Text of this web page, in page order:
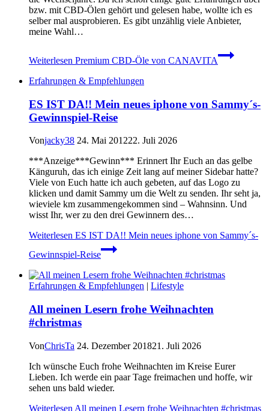
bzw. mit CBD-Ölen gehört und gelesen habe, wollte ich es
selber mal ausprobieren. Es gibt unzählig viele Anbieter,
meine Wahl…
Weiterlesen Premium CBD-Öle von CANAVITA
Erfahrungen & Empfehlungen
ES IST DA!! Mein neues iphone von Sammy´s-
Gewinnspiel-Reise
Vonjacky38 24. Mai 201222. Juli 2026
***Anzeige***Gewinn*** Erinnert Ihr Euch an das gelbe
Känguruh, das ich einige Zeit lang auf meiner Sidebar hatte?
Viele von Euch hatte ich auch gebeten, auf das Logo zu
klicken und damit Sammy um die Welt zu senden. Ihr seht ja,
wieviele km zusammengekommen sind – Wahnsinn. Und
wisst Ihr, wer zu den drei Gewinnern des…
Weiterlesen ES IST DA!! Mein neues iphone von Sammy´s-
Gewinnspiel-Reise
Erfahrungen & Empfehlungen | Lifestyle
All meinen Lesern frohe Weihnachten
#christmas
VonChrisTa 24. Dezember 201821. Juli 2026
Ich wünsche Euch frohe Weihnachten im Kreise Eurer
Lieben. Ich werde ein paar Tage freimachen und hoffe, wir
sehen uns bald wieder.
Weiterlesen All meinen Lesern frohe Weihnachten #christmas